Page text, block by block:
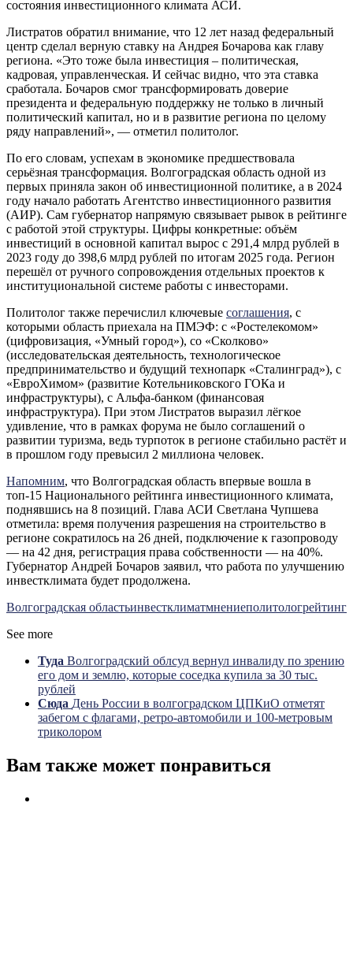
состояния инвестиционного климата АСИ.
Листратов обратил внимание, что 12 лет назад федеральный
центр сделал верную ставку на Андрея Бочарова как главу
региона. «Это тоже была инвестиция – политическая,
кадровая, управленческая. И сейчас видно, что эта ставка
сработала. Бочаров смог трансформировать доверие
президента и федеральную поддержку не только в личный
политический капитал, но и в развитие региона по целому
ряду направлений», — отметил политолог.
По его словам, успехам в экономике предшествовала
серьёзная трансформация. Волгоградская область одной из
первых приняла закон об инвестиционной политике, а в 2024
году начало работать Агентство инвестиционного развития
(АИР). Сам губернатор напрямую связывает рывок в рейтинге
с работой этой структуры. Цифры конкретные: объём
инвестиций в основной капитал вырос с 291,4 млрд рублей в
2023 году до 398,6 млрд рублей по итогам 2025 года. Регион
перешёл от ручного сопровождения отдельных проектов к
институциональной системе работы с инвесторами.
Политолог также перечислил ключевые соглашения, с
которыми область приехала на ПМЭФ: с «Ростелекомом»
(цифровизация, «Умный город»), со «Сколково»
(исследовательская деятельность, технологическое
предпринимательство и будущий технопарк «Сталинград»), с
«ЕвроХимом» (развитие Котельниковского ГОКа и
инфраструктуры), с Альфа-банком (финансовая
инфраструктура). При этом Листратов выразил лёгкое
удивление, что в рамках форума не было соглашений о
развитии туризма, ведь турпоток в регионе стабильно растёт и
в прошлом году превысил 2 миллиона человек.
Напомним, что Волгоградская область впервые вошла в
топ-15 Национального рейтинга инвестиционного климата,
поднявшись на 8 позиций. Глава АСИ Светлана Чупшева
отметила: время получения разрешения на строительство в
регионе сократилось на 26 дней, подключение к газопроводу
— на 42 дня, регистрация права собственности — на 40%.
Губернатор Андрей Бочаров заявил, что работа по улучшению
инвестклимата будет продолжена.
Волгоградская областьинвестклиматмнениеполитологрейтинг
See more
Туда Волгоградский облсуд вернул инвалиду по зрению
его дом и землю, которые соседка купила за 30 тыс.
рублей
Сюда День России в волгоградском ЦПКиО отметят
забегом с флагами, ретро-автомобили и 100-метровым
триколором
Вам также может понравиться